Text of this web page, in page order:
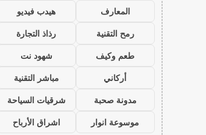
المعارف
هيدب فيديو
رمح التقنية
رذاذ التجارة
طعم وكيف
شهود نت
أركاني
مباشر التقنية
مدونة صحبة
شرقيات السياحة
موسوعة انوار
اشراق الأرباح